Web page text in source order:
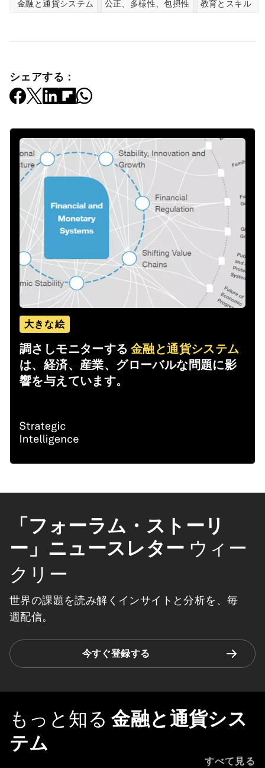
金融と通貨システム 公正、多様性、包摂性 教育とスキル
シェアする：
大きな絵
調さしモニターする 金融と通貨システム
は、経済、産業、グローバルな問題に影
響を与えています。
「フォーラム・ストーリ
ー」ニュースレター ウィー
クリー
世界の課題を読み解くインサイトと分析を、毎
週配信。
今すぐ登録する
もっと知る 金融と通貨シス
テム
すべて見る